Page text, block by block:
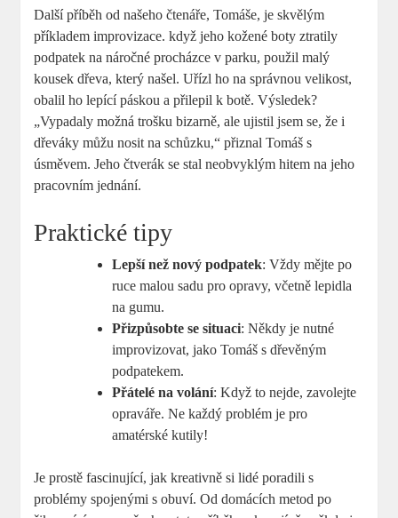
Další příběh od našeho čtenáře, Tomáše, je skvělým
příkladem improvizace. když jeho kožené boty ztratily
podpatek na náročné procházce v parku, použil malý
kousek dřeva, který našel. Uřízl ho na správnou velikost,
obalil ho lepící páskou a přilepil k botě. Výsledek?
„Vypadaly možná trošku bizarně, ale ujistil jsem se, že i
dřeváky můžu nosit na schůzku,“ přiznal Tomáš s
úsměvem. Jeho čtverák se stal neobvyklým hitem na jeho
pracovním jednání.
Praktické tipy
Lepší než nový podpatek: Vždy mějte po
ruce malou sadu pro opravy, včetně lepidla
na gumu.
Přizpůsobte se situaci: Někdy je nutné
improvizovat, jako Tomáš s dřevěným
podpatekem.
Přátelé na volání: Když to nejde, zavolejte
opraváře. Ne každý problém je pro
amatérské kutily!
Je prostě fascinující, jak kreativně si lidé poradili s
problémy spojenými s obuví. Od domácích metod po